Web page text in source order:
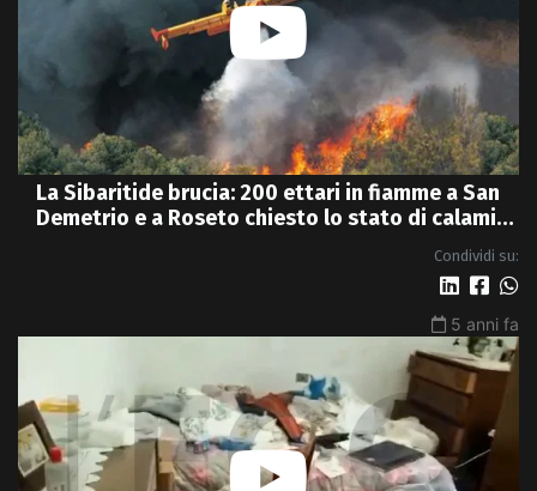
La Sibaritide brucia: 200 ettari in fiamme a San
Demetrio e a Roseto chiesto lo stato di calamità
Condividi su:
5 anni fa